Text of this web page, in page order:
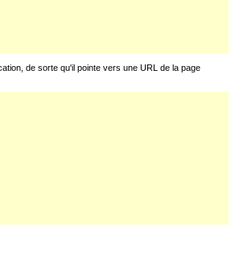
de sorte qu'il pointe vers une URL de la page